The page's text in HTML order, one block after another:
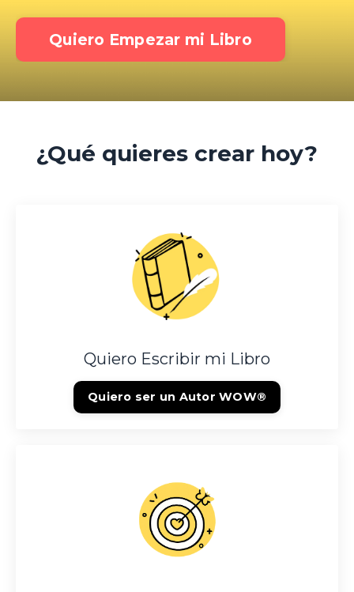
Quiero Empezar mi Libro
¿Qué quieres crear hoy?
Quiero Escribir mi Libro
Quiero ser un Autor WOW®